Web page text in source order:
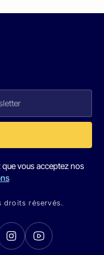
vous acceptez nos
droits réservés.